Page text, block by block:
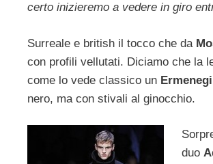
certo inizieremo a vedere in giro
Surreale e british il tocco che da
con profili vellutati. Diciamo che la
come lo vede classico un
nero, ma con stivali al ginocchio.
duo